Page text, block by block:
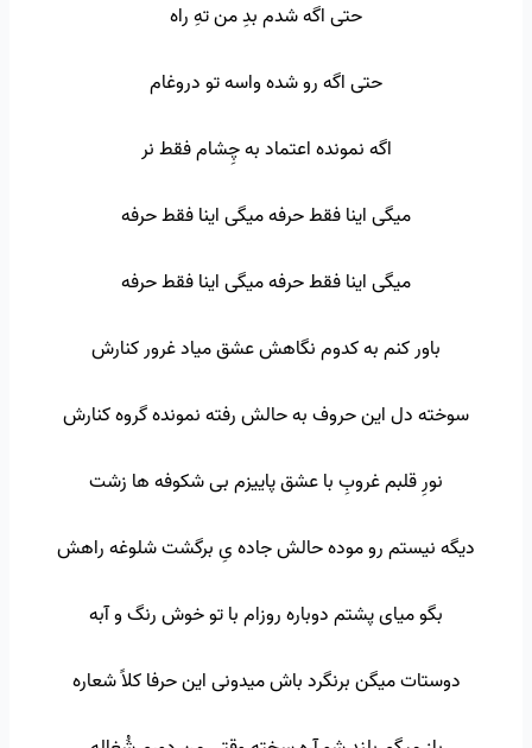
حتی اگه شدم بدِ من تهِ راه
حتی اگه رو شده واسه تو دروغام
اگه نمونده اعتماد به چِشام فقط نر
میگی اینا فقط حرفه میگی اینا فقط حرفه
میگی اینا فقط حرفه میگی اینا فقط حرفه
باور کنم به کدوم نگاهش عشق میاد غرور کنارش
سوخته دل این حروف به حالش رفته نمونده گروه کنارش
نورِ قلبم غروبِ با عشق پاییزم بی شکوفه ها زشت
دیگه نیستم رو موده حالش جاده یِ برگشت شلوغه راهش
بگو میای پشتم دوباره روزام با تو خوش رنگ و آبه
دوستات میگن برنگرد باش میدونی این حرفا کلاً شعاره